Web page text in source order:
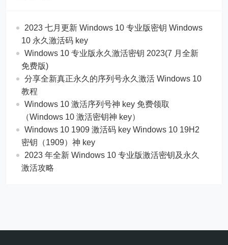
2023 七月更新 Windows 10 专业版密钥 Windows
10 永久激活码 key
Windows 10 专业版永久激活密钥 2023(7 月全新
免费版)
分享全新真正永久的序列号永久激活 Windows 10
教程
Windows 10 激活序列号神 key 免费领取
（Windows 10 激活密钥神 key）
Windows 10 1909 激活码 key Windows 10 19H2
密钥（1909）神 key
2023 年全新 Windows 10 专业版激活密钥及永久
激活攻略